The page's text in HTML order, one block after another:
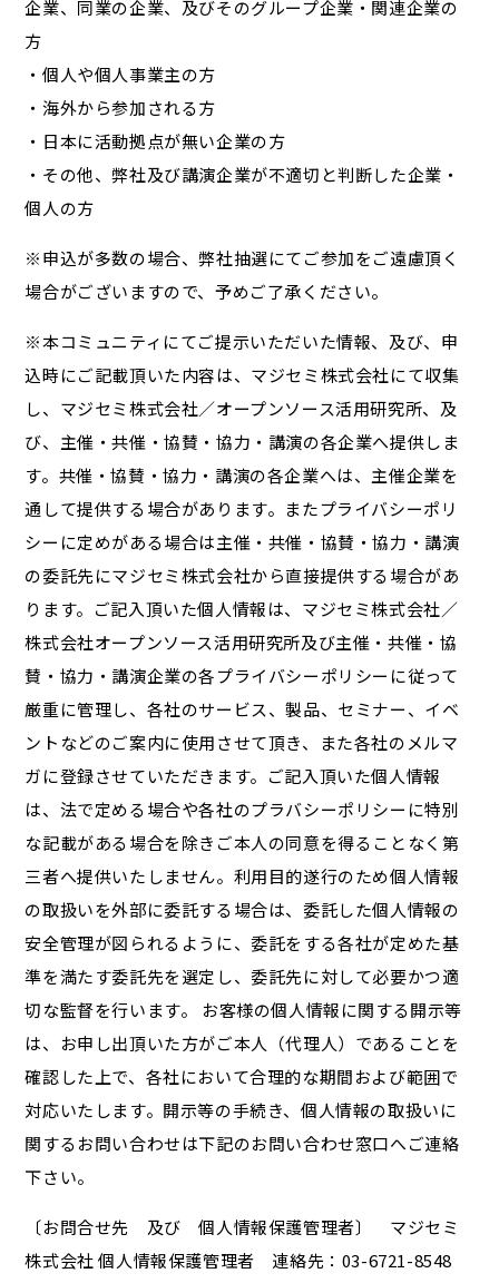
企業、同業の企業、及びそのグループ企業・関連企業の
方
・個人や個人事業主の方
・海外から参加される方
・日本に活動拠点が無い企業の方
・その他、弊社及び講演企業が不適切と判断した企業・
個人の方
※申込が多数の場合、弊社抽選にてご参加をご遠慮頂く
場合がございますので、予めご了承ください。
※本コミュニティにてご提示いただいた情報、及び、申
込時にご記載頂いた内容は、マジセミ株式会社にて収集
し、マジセミ株式会社／オープンソース活用研究所、及
び、主催・共催・協賛・協力・講演の各企業へ提供しま
す。共催・協賛・協力・講演の各企業へは、主催企業を
通して提供する場合があります。またプライバシーポリ
シーに定めがある場合は主催・共催・協賛・協力・講演
の委託先にマジセミ株式会社から直接提供する場合があ
ります。ご記入頂いた個人情報は、マジセミ株式会社／
株式会社オープンソース活用研究所及び主催・共催・協
賛・協力・講演企業の各プライバシーポリシーに従って
厳重に管理し、各社のサービス、製品、セミナー、イベ
ントなどのご案内に使用させて頂き、また各社のメルマ
ガに登録させていただきます。ご記入頂いた個人情報
は、法で定める場合や各社のプラバシーポリシーに特別
な記載がある場合を除きご本人の同意を得ることなく第
三者へ提供いたしません。利用目的遂行のため個人情報
の取扱いを外部に委託する場合は、委託した個人情報の
安全管理が図られるように、委託をする各社が定めた基
準を満たす委託先を選定し、委託先に対して必要かつ適
切な監督を行います。 お客様の個人情報に関する開示等
は、お申し出頂いた方がご本人（代理人）であることを
確認した上で、各社において合理的な期間および範囲で
対応いたします。開示等の手続き、個人情報の取扱いに
関するお問い合わせは下記のお問い合わせ窓口へご連絡
下さい。
〔お問合せ先 及び 個人情報保護管理者〕 マジセミ
株式会社 個人情報保護管理者 連絡先：03-6721-8548